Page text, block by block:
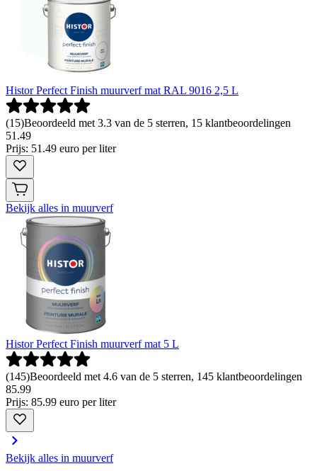
Histor Perfect Finish muurverf mat RAL 9016 2,5 L
(15)Beoordeeld met 3.3 van de 5 sterren, 15 klantbeoordelingen
51 .49
Prijs: 51.49 euro per liter
Bekijk alles in muurverf
Histor Perfect Finish muurverf mat 5 L
(145)Beoordeeld met 4.6 van de 5 sterren, 145 klantbeoordelingen
85.99
Prijs: 85.99 euro per liter
Bekijk alles in muurverf